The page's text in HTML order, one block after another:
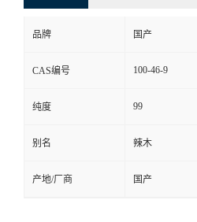
品牌 国产
CAS编号 100-46-9
纯度 99
别名 辣木
产地/厂商 国产